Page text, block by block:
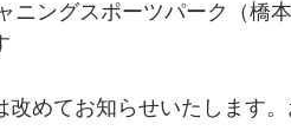
ニングスポーツパーク（橋
改めてお知らせいたします